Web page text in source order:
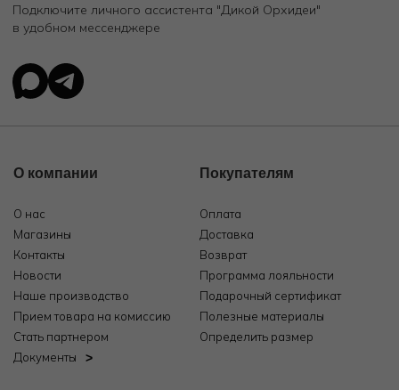
Подключите личного ассистента "Дикой Орхидеи"
в удобном мессенджере
О компании
О нас
Магазины
Контакты
Новости
Наше производство
Прием товара на комиссию
Стать партнером
Документы
Покупателям
Оплата
Доставка
Возврат
Программа лояльности
Подарочный сертификат
Полезные материалы
Определить размер